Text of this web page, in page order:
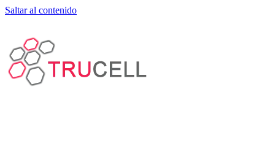
Saltar al contenido